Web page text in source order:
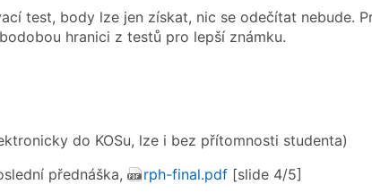
test, body lze jen získat, nic se odečítat nebude.
hranici z testů pro lepší známku.
do KOSu, lze i bez přítomnosti studenta)
přednáška,
rph-final.pdf [slide 4/5]